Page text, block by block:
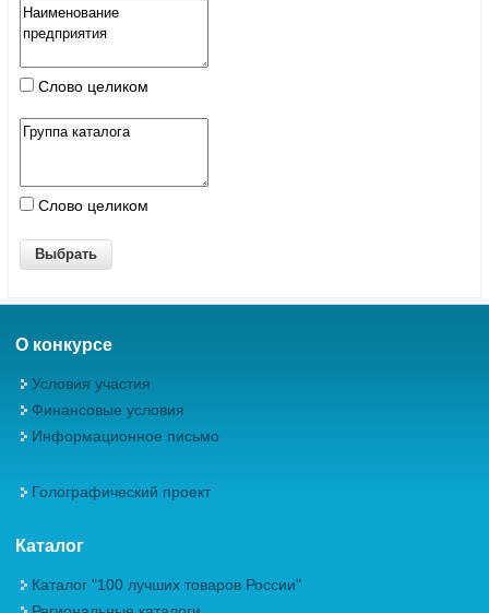
Слово целиком
Слово целиком
О конкурсе
Условия участия
Финансовые условия
Информационное письмо
Голографический проект
Каталог
Каталог "100 лучших товаров России"